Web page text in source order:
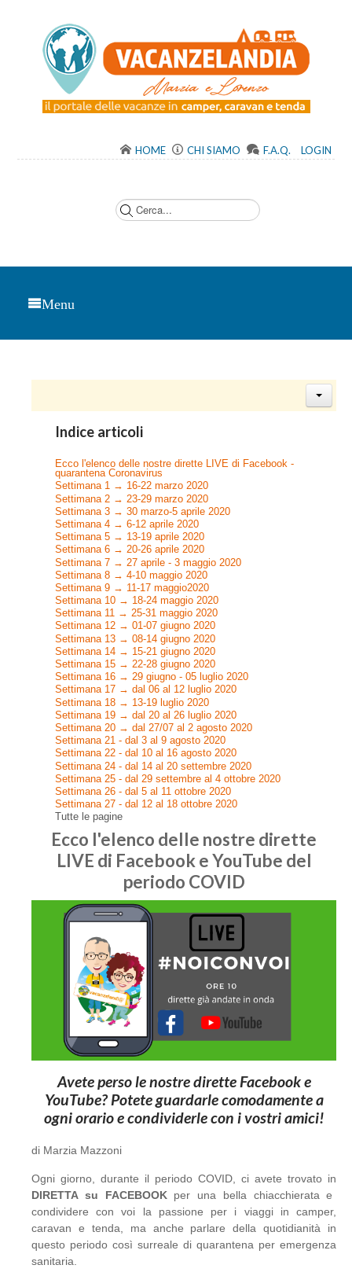
HOME CHI SIAMO F.A.Q. LOGIN
Menu
Indice articoli
Ecco l'elenco delle nostre dirette LIVE di Facebook -
quarantena Coronavirus
Settimana 1 → 16-22 marzo 2020
Settimana 2 → 23-29 marzo 2020
Settimana 3 → 30 marzo-5 aprile 2020
Settimana 4 → 6-12 aprile 2020
Settimana 5 → 13-19 aprile 2020
Settimana 6 → 20-26 aprile 2020
Settimana 7 → 27 aprile - 3 maggio 2020
Settimana 8 → 4-10 maggio 2020
Settimana 9 → 11-17 maggio2020
Settimana 10 → 18-24 maggio 2020
Settimana 11 → 25-31 maggio 2020
Settimana 12 → 01-07 giugno 2020
Settimana 13 → 08-14 giugno 2020
Settimana 14 → 15-21 giugno 2020
Settimana 15 → 22-28 giugno 2020
Settimana 16 → 29 giugno - 05 luglio 2020
Settimana 17 → dal 06 al 12 luglio 2020
Settimana 18 → 13-19 luglio 2020
Settimana 19 → dal 20 al 26 luglio 2020
Settimana 20 → dal 27/07 al 2 agosto 2020
Settimana 21 - dal 3 al 9 agosto 2020
Settimana 22 - dal 10 al 16 agosto 2020
Settimana 24 - dal 14 al 20 settembre 2020
Settimana 25 - dal 29 settembre al 4 ottobre 2020
Settimana 26 - dal 5 al 11 ottobre 2020
Settimana 27 - dal 12 al 18 ottobre 2020
Tutte le pagine
Ecco l'elenco delle nostre dirette
LIVE di Facebook e YouTube del
periodo COVID
Avete perso le nostre dirette Facebook e
YouTube? Potete guardarle comodamente a
ogni orario e condividerle con i vostri amici!
di Marzia Mazzoni
Ogni giorno, durante il periodo COVID, ci avete trovato in
DIRETTA su FACEBOOKper una bella chiacchierata e
condividere con voi la passione per i viaggi in camper,
caravan e tenda, ma anche parlare della quotidianità in
questo periodo così surreale di quarantena per emergenza
sanitaria.